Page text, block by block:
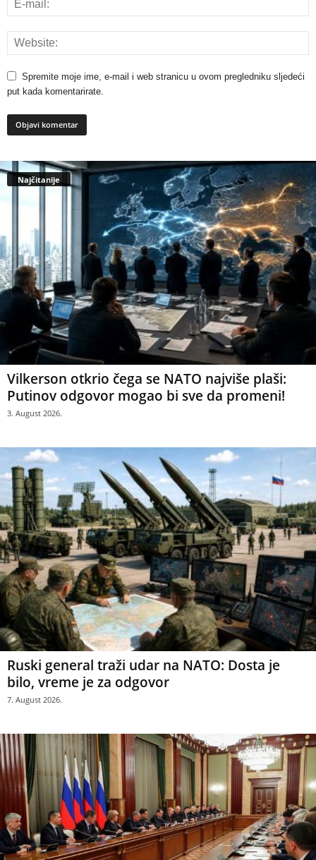
Spremite moje ime, e-mail i web stranicu u ovom pregledniku sljedeći
put kada komentarirate.
Najčitanije
Vilkerson otkrio čega se NATO najviše plaši:
Putinov odgovor mogao bi sve da promeni!
3. August 2026.
Ruski general traži udar na NATO: Dosta je
bilo, vreme je za odgovor
7. August 2026.